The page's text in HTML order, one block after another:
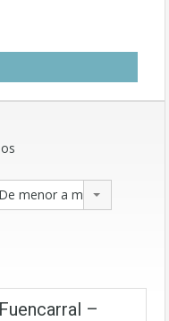
menor a mayor
–